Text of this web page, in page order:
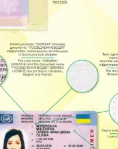
Таїланд, Тайвань,
Угорщина,
Філіппіни, Фінляндія,
Чехія, Чилі,